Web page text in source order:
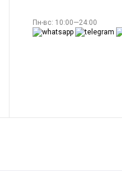
Пн-вс: 10:00—24:00